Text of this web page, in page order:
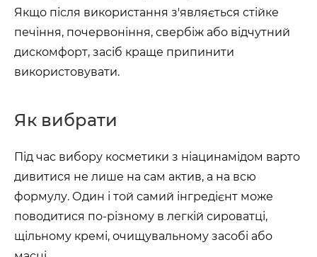
Якщо після використання з'являється стійке
печіння, почервоніння, свербіж або відчутний
дискомфорт, засіб краще припинити
використовувати.
Як вибрати
Під час вибору косметики з ніацинамідом варто
дивитися не лише на сам актив, а на всю
формулу. Один і той самий інгредієнт може
поводитися по-різному в легкій сироватці,
щільному кремі, очищувальному засобі або